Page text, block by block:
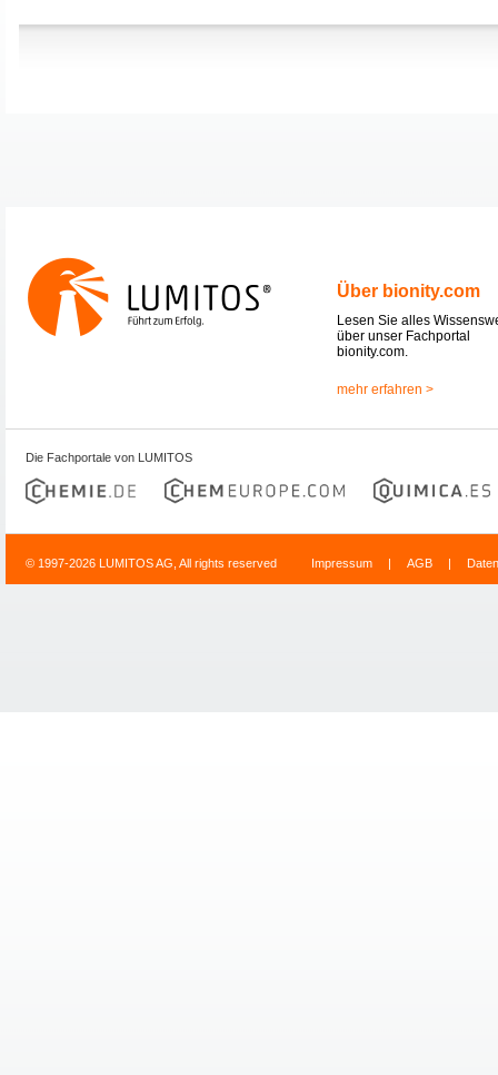
Über bionity.com
Lesen Sie alles
über unser Fachportal
bionity.com.
mehr erfahren >
Die Fachportale von LUMITOS
© 1997-2026 LUMITOS AG, All rights reserved Impressum | AGB |